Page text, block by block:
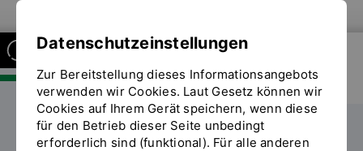
FAKULTÄT SOZIAL- UND
GESUNDHEITSWISSENSCHAFTEN
Forschung
Datenschutzeinstellungen
Zur Bereitstellung dieses Informationsangebots
verwenden wir Cookies. Laut Gesetz können wir
Cookies auf Ihrem Gerät speichern, wenn diese
für den Betrieb dieser Seite unbedingt
erforderlich sind (funktional). Für alle anderen